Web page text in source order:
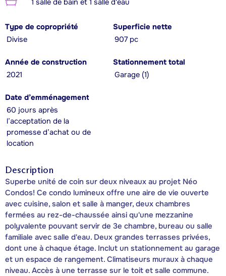
1 salle de bain et 1 salle d'eau
Type de copropriété
Divise
Superficie nette
907 pc
Année de construction
2021
Stationnement total
Garage (1)
Date d’emménagement
60 jours après
l’acceptation de la
promesse d’achat ou de
location
Description
Superbe unité de coin sur deux niveaux au projet Néo
Condos! Ce condo lumineux offre une aire de vie ouverte
avec cuisine, salon et salle à manger, deux chambres
fermées au rez-de-chaussée ainsi qu'une mezzanine
polyvalente pouvant servir de 3e chambre, bureau ou salle
familiale avec salle d'eau. Deux grandes terrasses privées,
dont une à chaque étage. Inclut un stationnement au garage
et un espace de rangement. Climatiseurs muraux à chaque
niveau. Accès à une terrasse sur le toit et salle commune.